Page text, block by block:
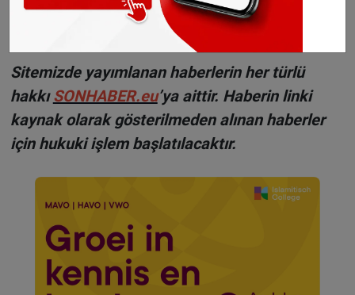
seçtiğimiz haberler her gün telefonunuza
Abone olmak için tıklayın
Sitemizde yayımlanan haberlerin her türlü
hakkıSONHABER.eu’ya aittir. Haberin linki
kaynak olarak gösterilmeden alınan haberler
için hukuki işlem başlatılacaktır.